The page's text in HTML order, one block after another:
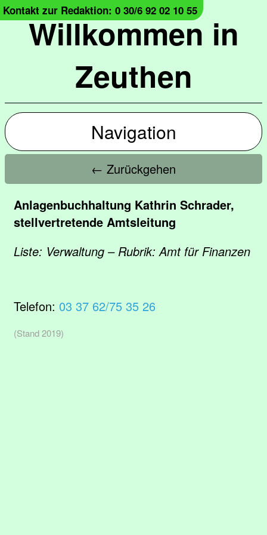
Willkommen in
Zeuthen
Kontakt zur Redaktion: 0 30/6 92 02 10 55
Navigation
← Zurückgehen
Anlagenbuchhaltung Kathrin Schrader,
stellvertretende Amtsleitung
Liste: Verwaltung – Rubrik: Amt für Finanzen
Telefon: 03 37 62/75 35 26
(Stand 2019)